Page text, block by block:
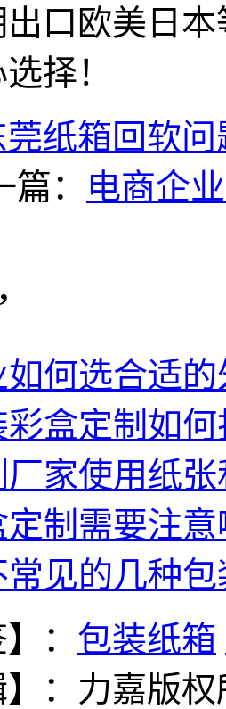
口欧美日
择！
莞纸箱回软
篇：
电商企
如何选合适
彩盒定制如
厂家使用纸
制需要注
常见的几种
： 包装纸箱
： 力嘉版权